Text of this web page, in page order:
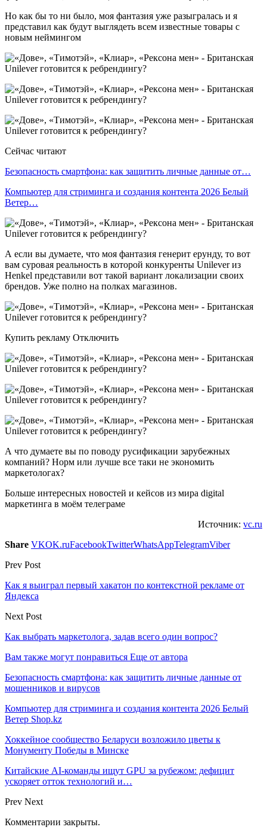
Но как бы то ни было, моя фантазия уже разыгралась и я
представил как будут выглядеть всем известные товары с
новым неймингом
Сейчас читают
Безопасность смартфона: как защитить личные данные от…
Компьютер для стриминга и создания контента 2026 Белый
Ветер…
А если вы думаете, что моя фантазия генерит ерунду, то вот
вам суровая реальность в которой конкуренты Unilever из
Henkel представили вот такой вариант локализации своих
брендов. Уже полно на полках магазинов.
Купить рекламу Отключить
А что думаете вы по поводу русификации зарубежных
компаний? Норм или лучше все таки не экономить
маркетологах?
Больше интересных новостей и кейсов из мира digital
маркетинга в моём телеграме
Источник: vc.ru
Share VKOK.ruFacebookTwitterWhatsAppTelegramViber
Prev Post
Как я выиграл первый хакатон по контекстной рекламе от
Яндекса
Next Post
Как выбрать маркетолога, задав всего один вопрос?
Вам также могут понравиться Еще от автора
Безопасность смартфона: как защитить личные данные от
мошенников и вирусов
Компьютер для стриминга и создания контента 2026 Белый
Ветер Shop.kz
Хоккейное сообщество Беларуси возложило цветы к
Монументу Победы в Минске
Китайские AI-команды ищут GPU за рубежом: дефицит
ускоряет отток технологий и…
Prev Next
Комментарии закрыты.